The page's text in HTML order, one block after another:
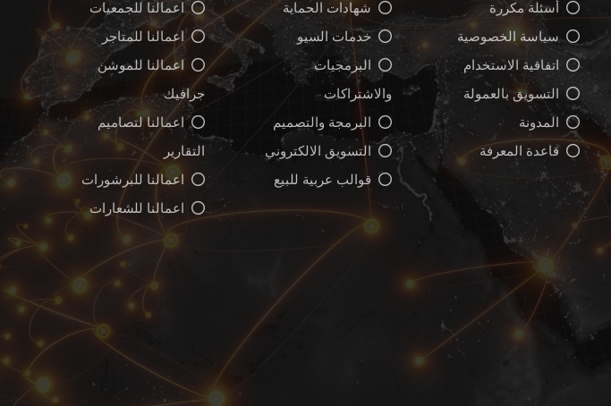
أسئلة مكررة
سياسة الخصوصية
اتفاقية الاستخدام
التسويق بالعمولة
المدونة
قاعدة المعرفة
شهادات الحماية
خدمات السيو
البرمجيات
والاشتراكات
البرمجة والتصميم
التسويق الالكتروني
قوالب عربية للبيع
اعمالنا للجمعيات
اعمالنا للمتاجر
اعمالنا للموشن
جرافيك
اعمالنا لتصاميم
التقارير
اعمالنا للبرشورات
اعمالنا للشعارات